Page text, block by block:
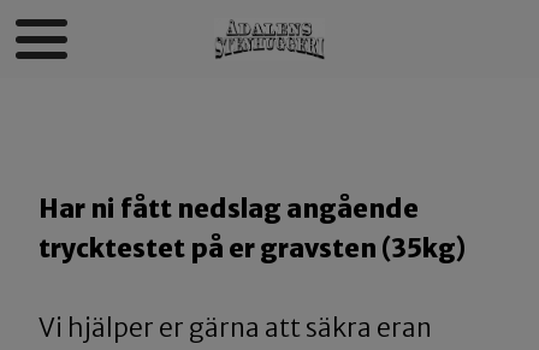
Har ni fått nedslag angående
trycktestet på er gravsten (35kg)
Vi hjälper er gärna att säkra eran